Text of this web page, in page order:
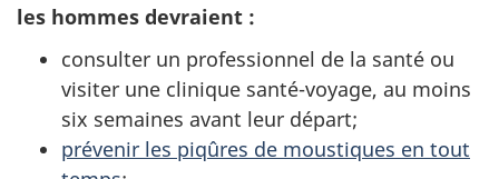
les hommes devraient :
consulter un professionnel de la santé ou
visiter une clinique santé-voyage, au moins
six semaines avant leur départ;
prévenir les piqûres de moustiques en tout